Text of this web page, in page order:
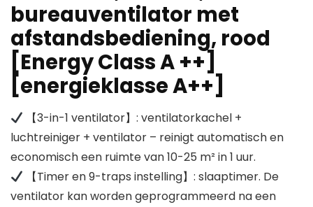
bureauventilator met
afstandsbediening, rood
[Energy Class A ++]
[energieklasse A++]
【3-in-1 ventilator】: ventilatorkachel +
luchtreiniger + ventilator – reinigt automatisch en
economisch een ruimte van 10-25 m² in 1 uur.
【Timer en 9-traps instelling】: slaaptimer. De
ventilator kan worden geprogrammeerd na een